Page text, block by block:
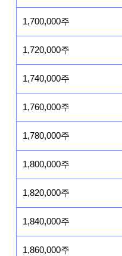
1,700,000주
1,720,000주
1,740,000주
1,760,000주
1,780,000주
1,800,000주
1,820,000주
1,840,000주
1,860,000주